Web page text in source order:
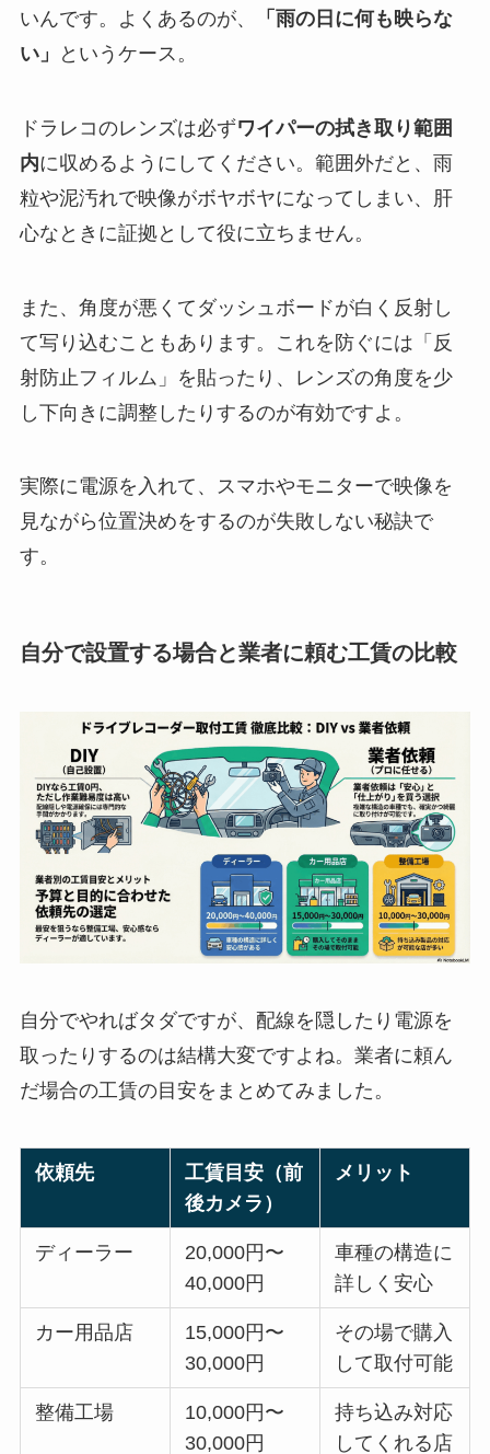
いんです。よくあるのが、
「雨の日に何も映らな
い」
というケース。
ドラレコのレンズは必ずワイパーの拭き取り範囲
内に収めるようにしてください。範囲外だと、雨
粒や泥汚れで映像がボヤボヤになってしまい、肝
心なときに証拠として役に立ちません。
また、角度が悪くてダッシュボードが白く反射し
て写り込むこともあります。これを防ぐには「反
射防止フィルム」を貼ったり、レンズの角度を少
し下向きに調整したりするのが有効ですよ。
実際に電源を入れて、スマホやモニターで映像を
見ながら位置決めをするのが失敗しない秘訣で
す。
自分で設置する場合と業者に頼む工賃の比較
自分でやればタダですが、配線を隠したり電源を
取ったりするのは結構大変ですよね。業者に頼ん
だ場合の工賃の目安をまとめてみました。
依頼先
工賃目安（前
後カメラ）
メリット
ディーラー
20,000円〜
40,000円
車種の構造に
詳しく安心
カー用品店
15,000円〜
30,000円
その場で購入
して取付可能
整備工場
10,000円〜
30,000円
持ち込み対応
してくれる店